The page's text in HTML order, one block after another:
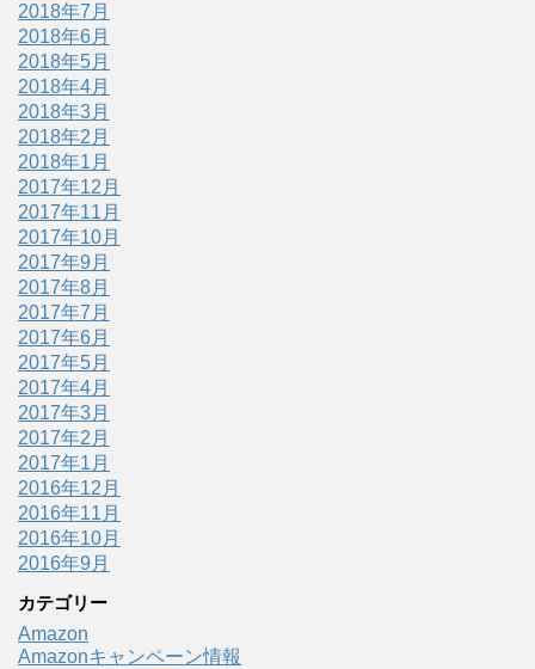
2018年7月
2018年6月
2018年5月
2018年4月
2018年3月
2018年2月
2018年1月
2017年12月
2017年11月
2017年10月
2017年9月
2017年8月
2017年7月
2017年6月
2017年5月
2017年4月
2017年3月
2017年2月
2017年1月
2016年12月
2016年11月
2016年10月
2016年9月
カテゴリー
Amazon
Amazonキャンペーン情報